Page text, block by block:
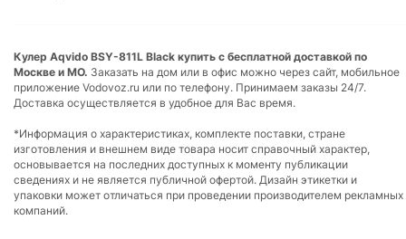
Кулер Aqvido BSY-811L Black купить с бесплатной доставкой по
Москве и МО. Заказать на дом или в офис можно через сайт, мобильное
приложение Vodovoz.ru или по телефону. Принимаем заказы 24/7.
Доставка осуществляется в удобное для Вас время.
*Информация о характеристиках, комплекте поставки, стране
изготовления и внешнем виде товара носит справочный характер,
основывается на последних доступных к моменту публикации
сведениях и не является публичной офертой. Дизайн этикетки и
упаковки может отличаться при проведении производителем рекламных
компаний.